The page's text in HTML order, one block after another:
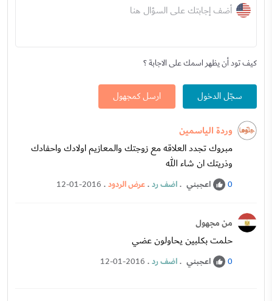
أضف إجابتك على السؤال هنا
كيف تود أن يظهر اسمك على الاجابة ؟
سجّل الدخول ارسل كمجهول
وردة الياسمين
مبروك تجدد العلاقه مع زوجتك والمعازيم اولادك واحفادك
وذريتك ان شاء الله
0 اعجبني .اضف رد.عرض الردود.
12-01-2016
من مجهول
حلمت بكلبين يحاولون عضي
0 اعجبني .اضف رد.
12-01-2016